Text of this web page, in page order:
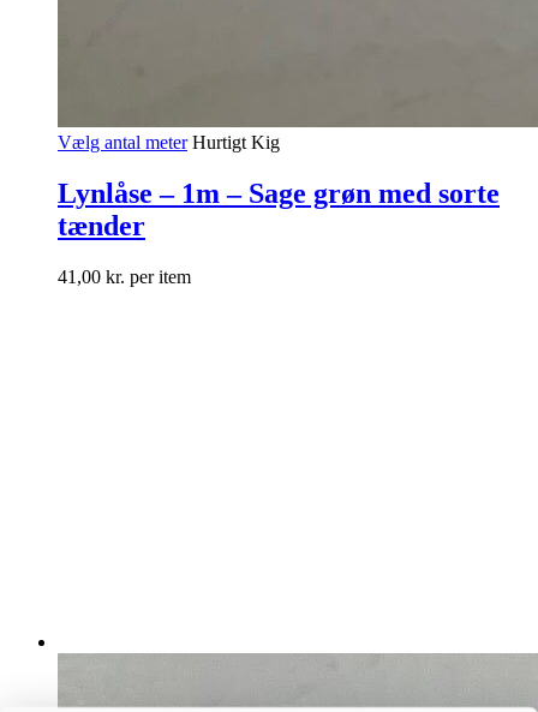
Vælg antal meter Hurtigt Kig
Lynlåse – 1m – Sage grøn med sorte
tænder
41,00 kr. per item